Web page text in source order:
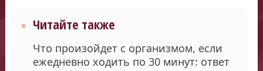
Читайте также
Что произойдет с организмом, если
ежедневно ходить по 30 минут: ответ